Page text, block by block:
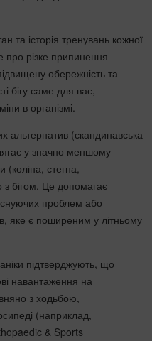
та історія тренувань кожної
різке припинення
обережність та
бігу саме для вас,
в організмі.
альтернатив (скандинавська
у значно меншому
(коліна, стегна,
з бігом. Це допомагає
проблем або
яке є поширеним у літньому
підтверджують, що
навантаження на
з ходьбою,
(наприклад,
& Sports